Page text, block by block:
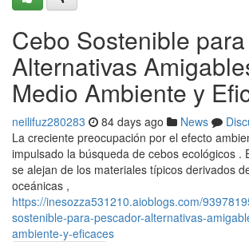
Cebo Sostenible
Alternativas
Medio Ambiente y
neilifuz280283 84 days ago News
La creciente preocupación por el efecto
impulsado la búsqueda de cebos ecológicos .
se alejan de los materiales típicos derivados
oceánicas ,
https://inesozza531210.aioblogs.com/
sostenible-para-pescador-alternativas-
ambiente-y-eficaces